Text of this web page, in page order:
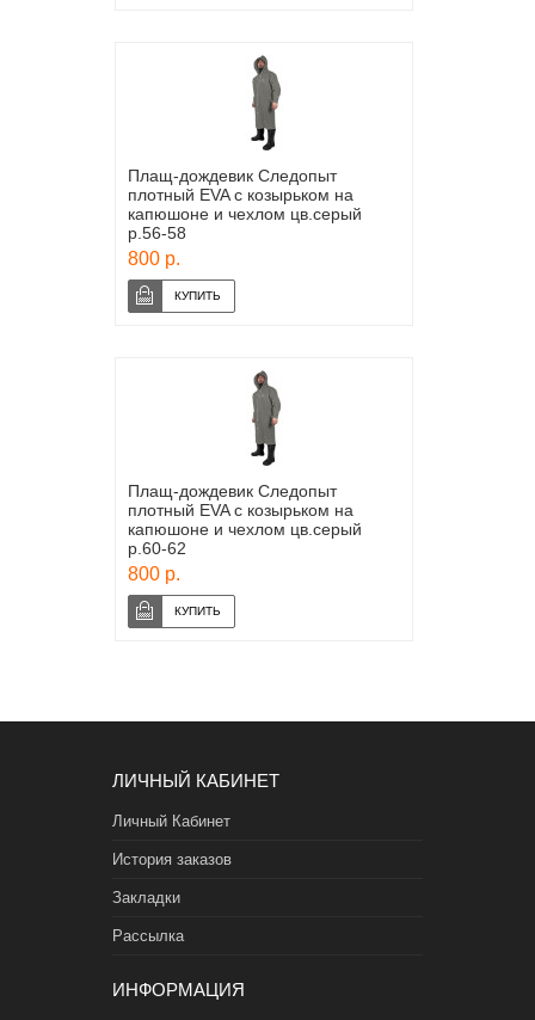
Плащ-дождевик Следопыт
плотный EVA с козырьком на
капюшоне и чехлом цв.серый
р.56-58
800 р.
Плащ-дождевик Следопыт
плотный EVA с козырьком на
капюшоне и чехлом цв.серый
р.60-62
800 р.
ЛИЧНЫЙ КАБИНЕТ
Личный Кабинет
История заказов
Закладки
Рассылка
ИНФОРМАЦИЯ